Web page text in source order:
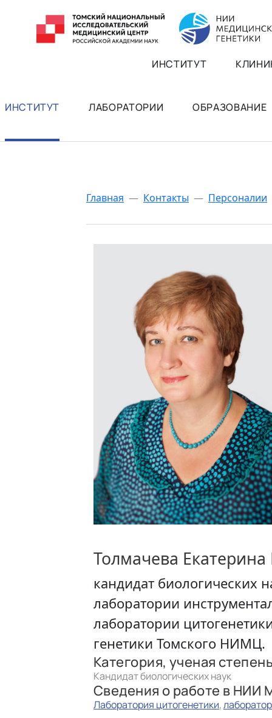
ИНСТИТУТ
ИНСТИТУТ ЛАБОРАТОРИИ ОБРАЗОВАНИЕ
Главная — Контакты — Персоналии
Толмачева
кандидат биологических
лаборатории
лаборатории
генетики Томского НИМЦ.
Категория, ученая
кандидат биологических наук
Сведения о работе в НИИ
Лаборатория цитогенетики,